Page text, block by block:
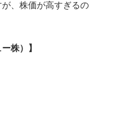
、株価が高すぎるの
株）】